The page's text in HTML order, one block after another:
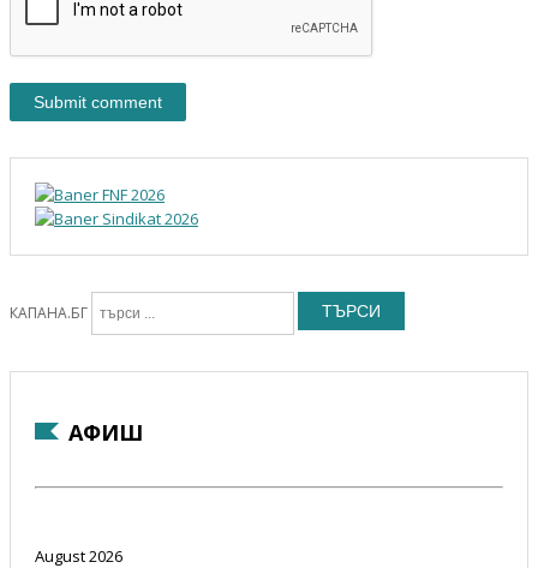
КАПАНА.БГ ТЪРСИ
АФИШ
August 2026